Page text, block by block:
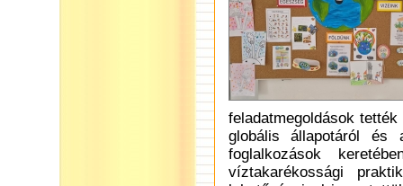
feladatmegoldások
globális állapotáról és
foglalkozások
víztakarékossági